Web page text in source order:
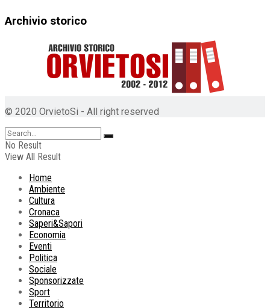
Archivio storico
© 2020 OrvietoSi - All right reserved
No Result
View All Result
Home
Ambiente
Cultura
Cronaca
Saperi&Sapori
Economia
Eventi
Politica
Sociale
Sponsorizzate
Sport
Territorio